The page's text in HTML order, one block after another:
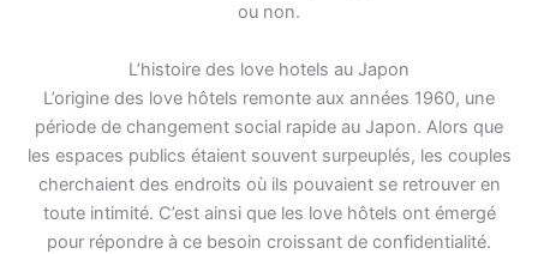
ou non.
L’histoire des love hotels au Japon
L’origine des love hôtels remonte aux années 1960, une
période de changement social rapide au Japon. Alors que
les espaces publics étaient souvent surpeuplés, les couples
cherchaient des endroits où ils pouvaient se retrouver en
toute intimité. C’est ainsi que les love hôtels ont émergé
pour répondre à ce besoin croissant de confidentialité.